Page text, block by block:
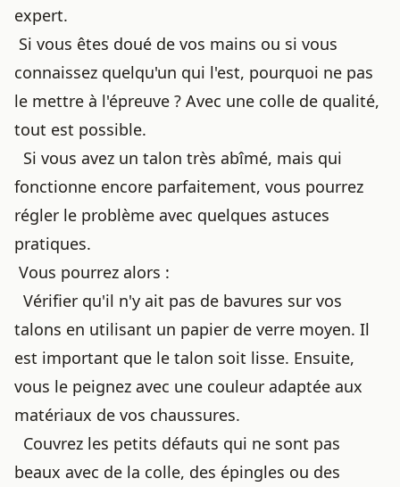
expert.
Si vous êtes doué de vos mains ou si vous
connaissez quelqu'un qui l'est, pourquoi ne pas
le mettre à l'épreuve ? Avec une colle de qualité,
tout est possible.
Si vous avez un talon très abîmé, mais qui
fonctionne encore parfaitement, vous pourrez
régler le problème avec quelques astuces
pratiques.
Vous pourrez alors :
Vérifier qu'il n'y ait pas de bavures sur vos
talons en utilisant un papier de verre moyen. Il
est important que le talon soit lisse. Ensuite,
vous le peignez avec une couleur adaptée aux
matériaux de vos chaussures.
Couvrez les petits défauts qui ne sont pas
beaux avec de la colle, des épingles ou des